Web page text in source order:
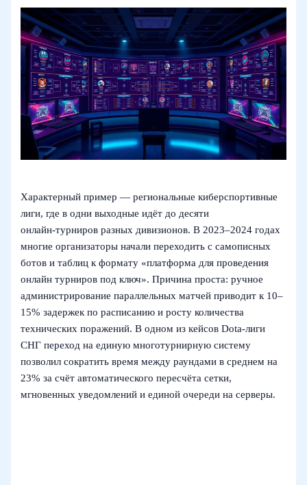
Характерный пример — региональные киберспортивные
лиги, где в одни выходные идёт до десяти
онлайн‑турниров разных дивизионов. В 2023–2024 годах
многие организаторы начали переходить с самописных
ботов и таблиц к формату «платформа для проведения
онлайн турниров под ключ». Причина проста: ручное
администрирование параллельных матчей приводит к 10–
15% задержек по расписанию и росту количества
технических поражений. В одном из кейсов Dota‑лиги
СНГ переход на единую многотурнирную систему
позволил сократить время между раундами в среднем на
23% за счёт автоматического пересчёта сетки,
мгновенных уведомлений и единой очереди на серверы.